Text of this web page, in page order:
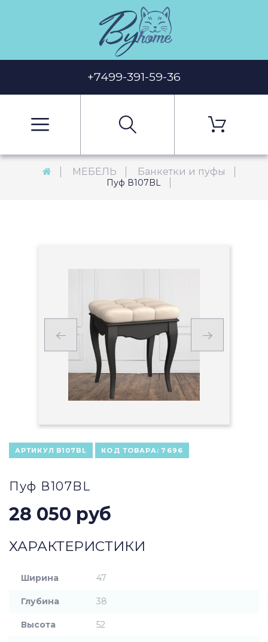
+7499-391-59-36
МЕБЕЛЬ Банкетки и пуфы
Пуф В107BL
АРТИКУЛ В107BL КОД ТОВАРА: 7696
Пуф В107BL
28 050 руб
ХАРАКТЕРИСТИКИ
Ширина 47
Глубина 38
Высота 52